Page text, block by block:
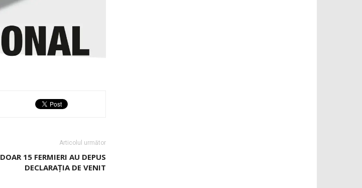
Articolul următor
15 FERMIERI AU DEPUS
DECLARAŢIA DE VENIT